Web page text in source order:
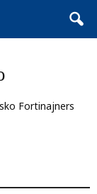
Fortinajners